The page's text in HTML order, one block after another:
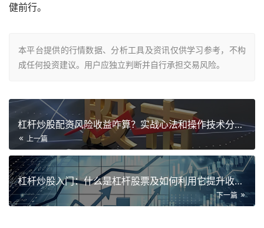
健前行。
本平台提供的行情数据、分析工具及资讯仅供学习参考，不构
成任何投资建议。用户应独立判断并自行承担交易风险。
杠杆炒股配资风险收益咋算？实战心法和操作技术分析全在这
上一篇
杠杆炒股入门：什么是杠杆股票及如何利用它提升收益？
下一篇